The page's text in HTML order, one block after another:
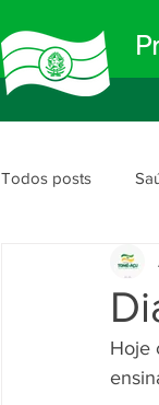
Todos posts
Meio Ambiente
Planejamento
Hoje